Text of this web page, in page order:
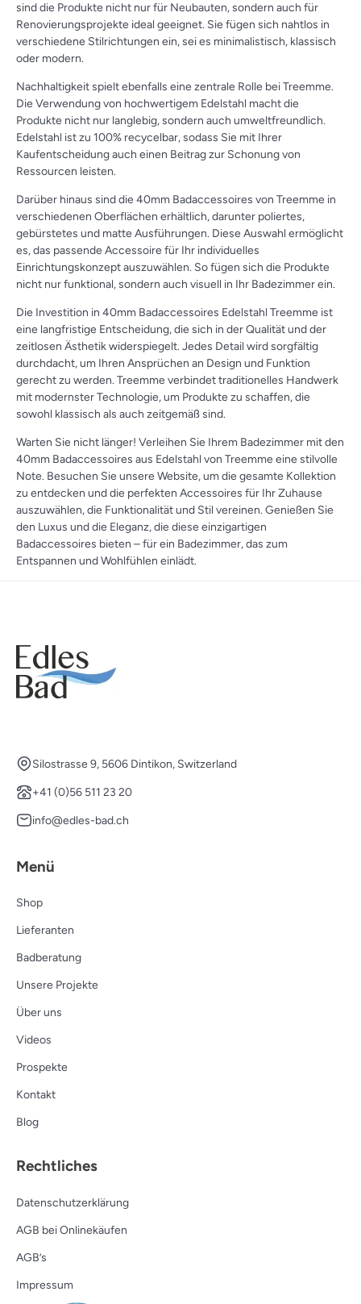
sind die Produkte nicht nur für Neubauten, sondern auch für
Renovierungsprojekte ideal geeignet. Sie fügen sich nahtlos in
verschiedene Stilrichtungen ein, sei es minimalistisch, klassisch
oder modern.
Nachhaltigkeit spielt ebenfalls eine zentrale Rolle bei Treemme.
Die Verwendung von hochwertigem Edelstahl macht die
Produkte nicht nur langlebig, sondern auch umweltfreundlich.
Edelstahl ist zu 100% recycelbar, sodass Sie mit Ihrer
Kaufentscheidung auch einen Beitrag zur Schonung von
Ressourcen leisten.
Darüber hinaus sind die 40mm Badaccessoires von Treemme in
verschiedenen Oberflächen erhältlich, darunter poliertes,
gebürstetes und matte Ausführungen. Diese Auswahl ermöglicht
es, das passende Accessoire für Ihr individuelles
Einrichtungskonzept auszuwählen. So fügen sich die Produkte
nicht nur funktional, sondern auch visuell in Ihr Badezimmer ein.
Die Investition in 40mm Badaccessoires Edelstahl Treemme ist
eine langfristige Entscheidung, die sich in der Qualität und der
zeitlosen Ästhetik widerspiegelt. Jedes Detail wird sorgfältig
durchdacht, um Ihren Ansprüchen an Design und Funktion
gerecht zu werden. Treemme verbindet traditionelles Handwerk
mit modernster Technologie, um Produkte zu schaffen, die
sowohl klassisch als auch zeitgemäß sind.
Warten Sie nicht länger! Verleihen Sie Ihrem Badezimmer mit den
40mm Badaccessoires aus Edelstahl von Treemme eine stilvolle
Note. Besuchen Sie unsere Website, um die gesamte Kollektion
zu entdecken und die perfekten Accessoires für Ihr Zuhause
auszuwählen, die Funktionalität und Stil vereinen. Genießen Sie
den Luxus und die Eleganz, die diese einzigartigen
Badaccessoires bieten – für ein Badezimmer, das zum
Entspannen und Wohlfühlen einlädt.
Silostrasse 9, 5606 Dintikon, Switzerland
+41 (0)56 511 23 20
info@edles-bad.ch
Menü
Shop
Lieferanten
Badberatung
Unsere Projekte
Über uns
Videos
Prospekte
Kontakt
Blog
Rechtliches
Datenschutzerklärung
AGB bei Onlinekäufen
AGB’s
Impressum